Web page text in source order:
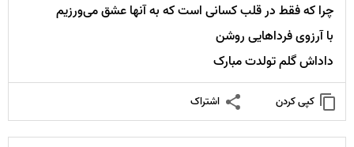
چرا که فقط در قلب کسانی است که به آنها عشق می‌ورزیم
با آرزوی فرداهایی روشن
داداش گلم تولدت مبارک
کپی کردن اشتراک